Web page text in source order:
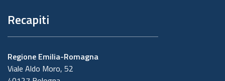
Recapiti
Regione Emilia-Romagna
Viale Aldo Moro, 52